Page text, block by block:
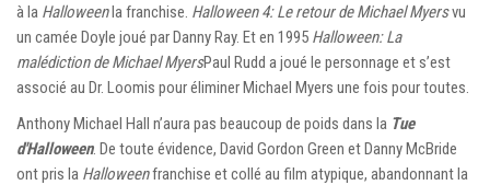
à la Halloweenla franchise. Halloween 4: Le retour de Michael Myersvu
un camée Doyle joué par Danny Ray. Et en 1995 Halloween: La
malédiction de Michael MyersPaul Rudd a joué le personnage et s’est
associé au Dr. Loomis pour éliminer Michael Myers une fois pour toutes.
Anthony Michael Hall n’aura pas beaucoup de poids dans la Tue
d'Halloween. De toute évidence, David Gordon Green et Danny McBride
ont pris la Halloweenfranchise et collé au film atypique, abandonnant la